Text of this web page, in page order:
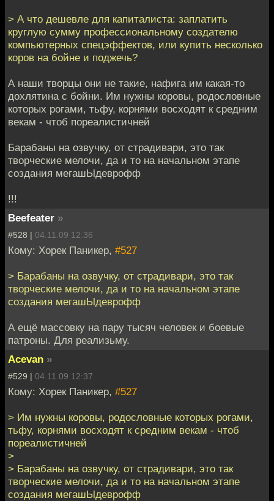
> А что дешевле для капиталиста: заплатить
круглую сумму профессиональному создателю
компьютерных спецэффектов, или купить несколько
коров на бойне и поджечь?
А наши творцы они не такие, нафига им какая-то
дохлятина с бойни. Им нужны коровы, родословные
которых рогами, тьфу, корнями восходят к средним
векам - чтоб пореалистичней
Барабаны на озвучку, от страдивари, это так
творческие мелочи, да и то на начальном этапе
создания мегашЫдеврофф
!!!
Beefeater »
#528 | 04.11.09 12:36
Кому: Хорек Паникер, #527
> Барабаны на озвучку, от страдивари, это так
творческие мелочи, да и то на начальном этапе
создания мегашЫдеврофф
А ещё массовку на пару тысяч человек и боевые
патроны. Для реализьму.
Acevan »
#529 | 04.11.09 12:37
Кому: Хорек Паникер, #527
> Им нужны коровы, родословные которых рогами,
тьфу, корнями восходят к средним векам - чтоб
пореалистичней
>
> Барабаны на озвучку, от страдивари, это так
творческие мелочи, да и то на начальном этапе
создания мегашЫдеврофф